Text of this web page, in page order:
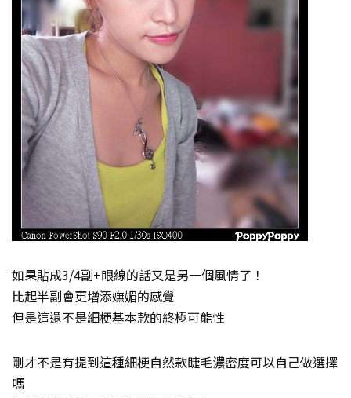
如果貼成3/4副+眼線的話又是另一個風情了！
比起半副會更增添嫵媚的感覺
但是這還不是細梗基本款的終極可能性
剛才不是有提到這種細梗自然款睫毛濃密度可以自己做選擇
嗎